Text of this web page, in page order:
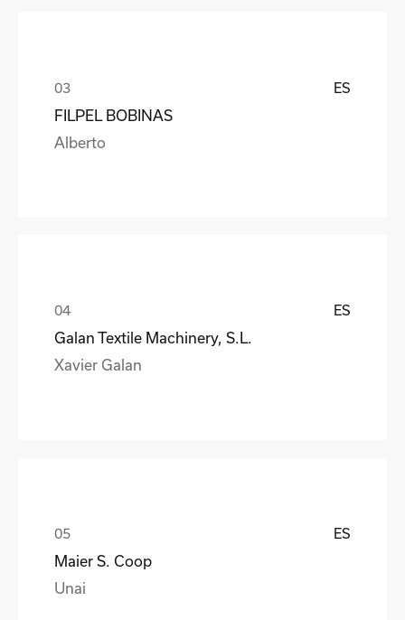
ES
FILPEL BOBINAS
Alberto
ES
Galan Textile Machinery, S.L.
Xavier Galan
ES
Maier S. Coop
Unai